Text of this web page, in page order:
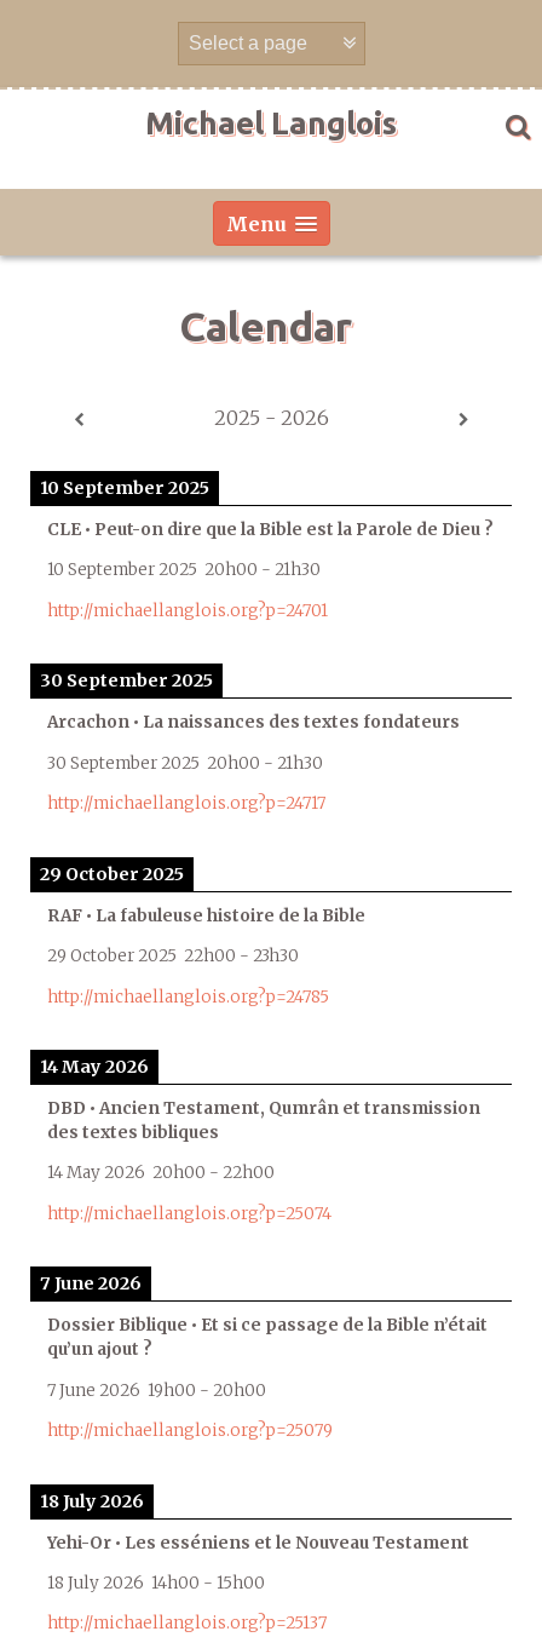
Michael Langlois
Menu
Calendar
2025 - 2026
10 September 2025
CLE • Peut-on dire que la Bible est la Parole de Dieu ?
10 September 2025 20h00 - 21h30
http://michaellanglois.org?p=24701
30 September 2025
Arcachon • La naissances des textes fondateurs
30 September 2025 20h00 - 21h30
http://michaellanglois.org?p=24717
29 October 2025
RAF • La fabuleuse histoire de la Bible
29 October 2025 22h00 - 23h30
http://michaellanglois.org?p=24785
14 May 2026
DBD • Ancien Testament, Qumrân et transmission
des textes bibliques
14 May 2026 20h00 - 22h00
http://michaellanglois.org?p=25074
7 June 2026
Dossier Biblique • Et si ce passage de la Bible n’était
qu’un ajout ?
7 June 2026 19h00 - 20h00
http://michaellanglois.org?p=25079
18 July 2026
Yehi-Or • Les esséniens et le Nouveau Testament
18 July 2026 14h00 - 15h00
http://michaellanglois.org?p=25137